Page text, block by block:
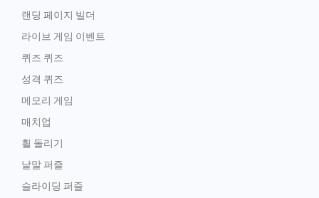
랜딩 페이지 빌더
라이브 게임 이벤트
퀴즈 퀴즈
성격 퀴즈
메모리 게임
매치업
휠 돌리기
낱말 퍼즐
슬라이딩 퍼즐